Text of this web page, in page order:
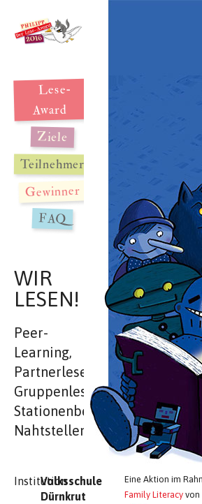
Lese-
Award
Ziele
Teilnehmer
Gewinner
FAQ
WIR
LESEN!
Peer-
Learning,
Partnerlesen,
Gruppenlesen,
Stationenbetriebe,
Nahtstellen!
InstitutionVolksschule
Dürnkrut
Eine Aktion im
Family Literacy von